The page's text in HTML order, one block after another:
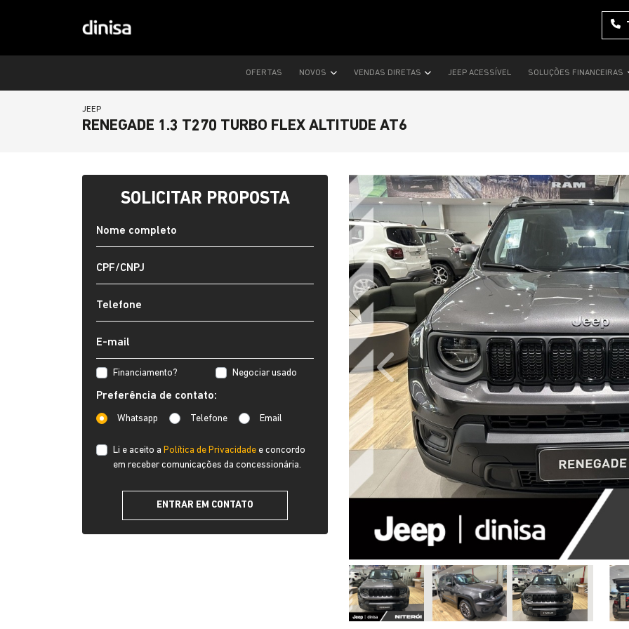
OFERTAS NOVOS VENDAS DIRETAS JEEP ACESSÍVEL SOLUÇÕES FINANCEIRAS
JEEP
RENEGADE 1.3 T270 TURBO FLEX ALTITUDE AT6
Previous
SOLICITAR PROPOSTA
Financiamento? Negociar usado
Preferência de contato:
Whatsapp Telefone Email
Li e aceito a Política de Privacidade e concordo
em receber comunicações da concessionária.
ENTRAR EM CONTATO